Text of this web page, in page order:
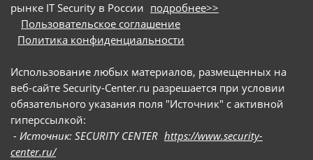
рынке IT Security в России подробнее>>
Пользовательское соглашение
Политика конфиденциальности
Использование любых материалов, размещенных на
веб-сайте Security-Center.ru разрешается при условии
обязательного указания поля "Источник" с активной
гиперссылкой:
- Источник: SECURITY CENTER https://www.security-
center.ru/